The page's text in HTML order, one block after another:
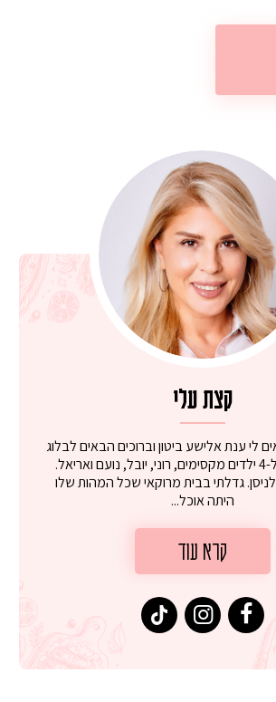
קצת עלי
לי ענת אלישע ביטון וברוכים הבאים לבלוג
שלי. אני אמא ל-4 ילדים מקסימים, רוני, יובל, נועם ואריאל.
גדלתי בבית מרוקאי שכל המהות שלו
היתה אוכל...
קרא עוד